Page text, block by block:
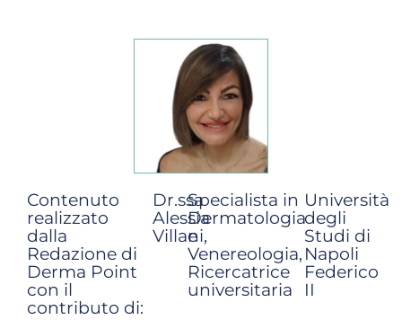
Contenuto
realizzato
dalla
Redazione di
Derma Point
con il
contributo di:
Dr.ssa
Alessia
Villani,
Specialista in
Dermatologia
e
Venereologia,
Ricercatrice
universitaria
Università
degli
Studi di
Napoli
Federico
II